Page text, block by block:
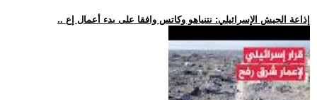
.. إذاعة الجيش الإسرائيلي: نتنياهو وكاتس وافقا على بدء أعمال إع